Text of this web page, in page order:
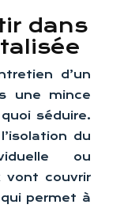
dans
d’un
une mince
séduire.
du
ou
vont couvrir
permet à